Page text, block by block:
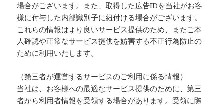
場合がございます。また、取得した広告IDを当社がお客
様に付与した内部識別子に紐付ける場合がございます。
これらの情報はより良いサービス提供のため、またご本
人確認や正常なサービス提供を妨害する不正行為防止の
ために利用いたします。
（第三者が運営するサービスのご利用に係る情報）
当社は、お客様への最適なサービス提供のために、第三
者から利用者情報を受領する場合があります。受領に際